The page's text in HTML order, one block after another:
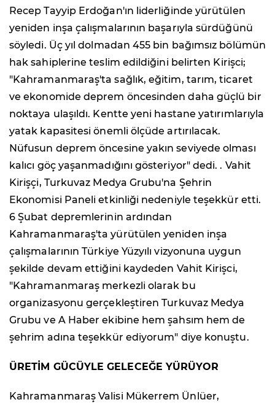
Recep Tayyip Erdoğan'ın liderliğinde yürütülen
yeniden inşa çalışmalarının başarıyla sürdüğünü
söyledi. Üç yıl dolmadan 455 bin bağımsız bölümün
hak sahiplerine teslim edildiğini belirten Kirişci;
"Kahramanmaraş'ta sağlık, eğitim, tarım, ticaret
ve ekonomide deprem öncesinden daha güçlü bir
noktaya ulaşıldı. Kentte yeni hastane yatırımlarıyla
yatak kapasitesi önemli ölçüde artırılacak.
Nüfusun deprem öncesine yakın seviyede olması
kalıcı göç yaşanmadığını gösteriyor" dedi. . Vahit
Kirişçi, Turkuvaz Medya Grubu'na Şehrin
Ekonomisi Paneli etkinliği nedeniyle teşekkür etti.
6 Şubat depremlerinin ardından
Kahramanmaraş'ta yürütülen yeniden inşa
çalışmalarının Türkiye Yüzyılı vizyonuna uygun
şekilde devam ettiğini kaydeden Vahit Kirişci,
"Kahramanmaraş merkezli olarak bu
organizasyonu gerçekleştiren Turkuvaz Medya
Grubu ve A Haber ekibine hem şahsım hem de
şehrim adına teşekkür ediyorum" diye konuştu.
ÜRETİM GÜCÜYLE GELECEĞE YÜRÜYOR
Kahramanmaraş Valisi Mükerrem Ünlüer,